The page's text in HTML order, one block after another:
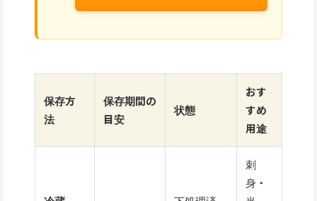
保存方
法
保存期間の
目安
状態
おす
すめ
用途
刺
身・